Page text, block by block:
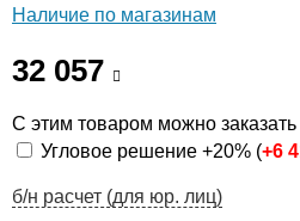
Наличие по магазинам
32 057
С этим товаром можно заказать
Угловое решение +20% (+6
б/н расчет (для юр. лиц)